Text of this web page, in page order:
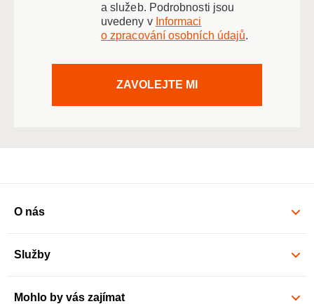
a služeb. Podrobnosti jsou
uvedeny v Informaci
o zpracování osobních údajů.
ZAVOLEJTE MI
O nás
Služby
Mohlo by vás zajímat